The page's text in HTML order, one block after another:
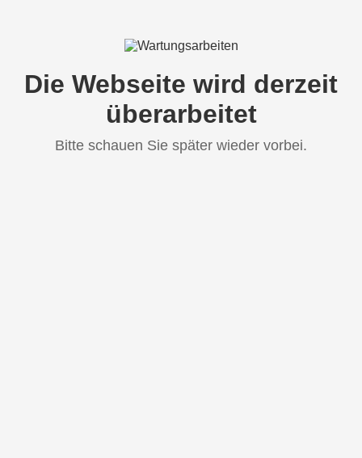
Die Webseite wird derzeit
überarbeitet
Bitte schauen Sie später wieder vorbei.